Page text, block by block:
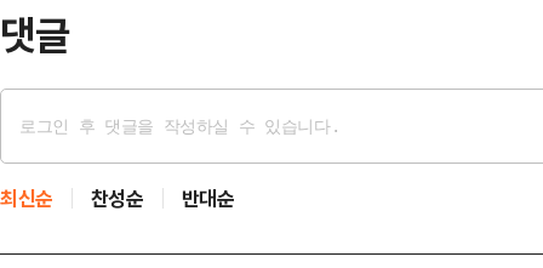
댓글
최신순 찬성순 반대순